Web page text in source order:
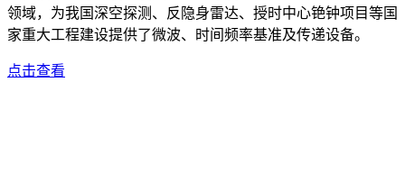
领域，为我国深空探测、反隐身雷达、授时中心铯钟项目等国
家重大工程建设提供了微波、时间频率基准及传递设备。
点击查看